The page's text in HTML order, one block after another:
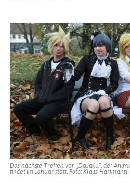
Das nächste Treffen von „DoJaKu“, der
findet im Januar statt. Foto: Klaus Hartmann